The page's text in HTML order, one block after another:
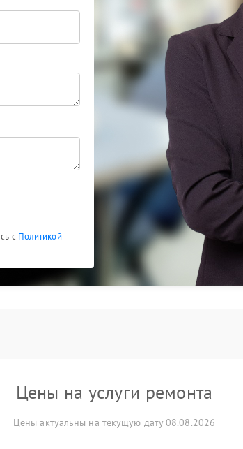
с Политикой
Цены на услуги ремонта
Цены актуальны на текущую дату 08.08.2026